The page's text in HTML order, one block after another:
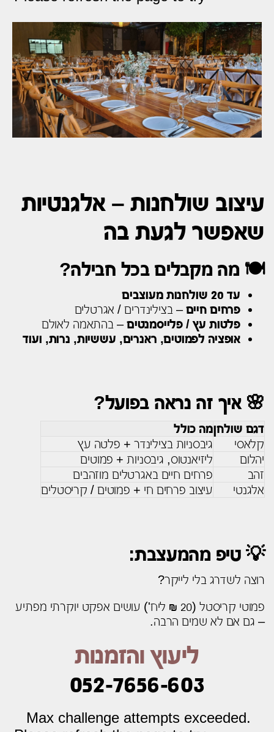
עיצוב שולחנות – אלגנטיות
שאפשר לגעת בה
🍽️ מה מקבלים בכל חבילה?
עד 20 שולחנות מעוצבים
פרחים חיים– בצילינדרים / אגרטלים
פלטות עץ / פלייסמנטים– בהתאמה לאולם
אופציה לפמוטים, ראנרים, עששיות, נרות, ועוד
🌸 איך זה נראה בפועל?
דגם שולחןמה כולל
קלאסי
גיבסניות בצילינדר + פלטה עץ
יהלום
ליזיאנטוס, גיבסניות + פמוטים
זהב
פרחים חיים באגרטלים מוזהבים
אלגנטי
עיצוב פרחים חי + פמוטים / קריסטלים
💡 טיפ מהמעצבת:
רוצה לשדרג בלי לייקר?
פמוטי קריסטל (20 ₪ ליח') עושים אפקט יוקרתי מפתיע
– גם אם לא שמים הרבה.
ליעוץ והזמנות
052-7656-603